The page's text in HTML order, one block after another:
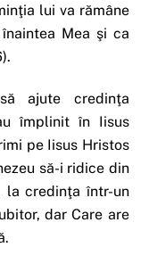
lui va rămâne
Mea şi ca
ajute credinţa
împlinit în Iisus
pe Iisus Hristos
să-i ridice din
credinţa într-un
dar Care are